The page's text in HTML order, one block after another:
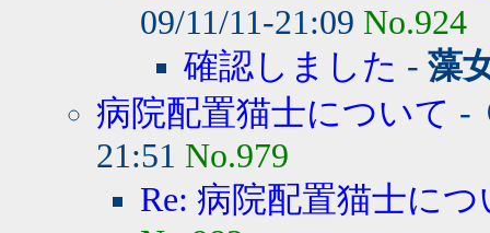
09/11/11-21:09 No.924
確認しました - 藻
病院配置猫士について -
21:51 No.979
Re: 病院配置猫士に